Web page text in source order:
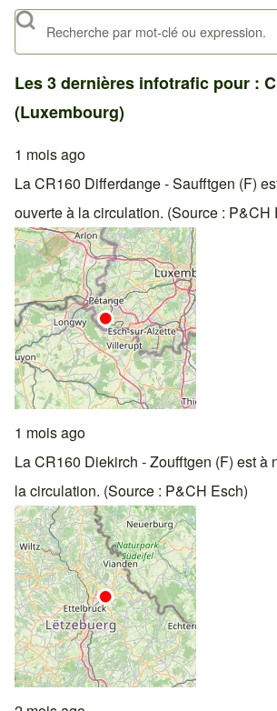
Rechercher
Les 3 dernières infotrafic pour :
(Luxembourg)
1 mois ago
La CR160 Differdange - Saufftgen (F)
ouverte à la circulation. (Source : P&CH
1 mois ago
La CR160 Diekirch - Zoufftgen (F) est à
la circulation. (Source : P&CH Esch)